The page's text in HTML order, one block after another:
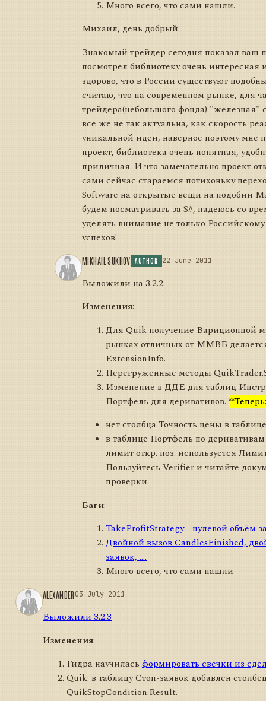
Много всего, что сами нашли.
Михаил, день добрый!
Знакомый трейдер сегодня показал ваш
посмотрел библиотеку очень интересная
здорово, что в России существуют
считаю, что на современном рынке, для
трейдера(небольшого фонда) "железная"
все же не так актуальна, как скорость
уникальной идеи, наверное поэтому мне
проект, библиотека очень понятная,
приличная. И что замечательно проект
сами сейчас стараемся потихоньку
Software на открытые вещи на подобии
будем посматривать за S#, надеюсь со
уделять внимание не только
успехов!
MIKHAIL SUKHOV AUTHOR 22 June 2011
Выложили на 3.2.2.
Изменения:
Для Quik получение Вариционной
рынках отличных от ММВБ
ExtensionInfo.
Перегруженные методы
Изменение в ДДЕ для таблиц
Портфель для деривативов. **Теперь:
нет столбца Точность цены в
в таблице Портфель по
лимит откр. поз. используется
Пользуйтесь Verifier и читайте
проверки.
Баги:
TakeProfitStrategy - нулевой объём
Двойной вызов CandlesFinished,
заявок, ....
Много всего, что сами нашли
ALEXANDER03 July 2011
Выложили 3.2.3
Изменения:
Гидра научилась формировать свечки из
Quik: в таблицу Стоп-заявок добавлен
QuikStopCondition.Result.